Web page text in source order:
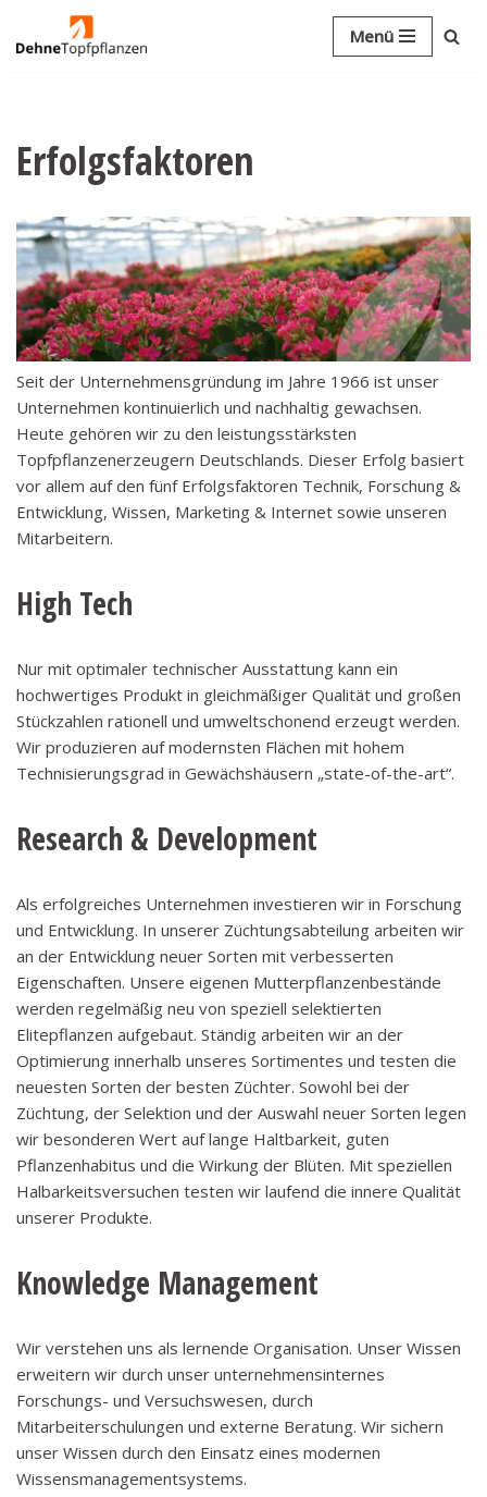
Zum
Menü
Erfolgsfaktoren
Seit der Unternehmensgründung im Jahre 1966 ist unser
Unternehmen kontinuierlich und nachhaltig gewachsen.
Heute gehören wir zu den leistungsstärksten
Topfpflanzenerzeugern Deutschlands. Dieser Erfolg basiert
vor allem auf den fünf Erfolgsfaktoren Technik, Forschung &
Entwicklung, Wissen, Marketing & Internet sowie unseren
Mitarbeitern.
High Tech
Nur mit optimaler technischer Ausstattung kann ein
hochwertiges Produkt in gleichmäßiger Qualität und großen
Stückzahlen rationell und umweltschonend erzeugt werden.
Wir produzieren auf modernsten Flächen mit hohem
Technisierungsgrad in Gewächshäusern „state-of-the-art“.
Research & Development
Als erfolgreiches Unternehmen investieren wir in Forschung
und Entwicklung. In unserer Züchtungsabteilung arbeiten wir
an der Entwicklung neuer Sorten mit verbesserten
Eigenschaften. Unsere eigenen Mutterpflanzenbestände
werden regelmäßig neu von speziell selektierten
Elitepflanzen aufgebaut. Ständig arbeiten wir an der
Optimierung innerhalb unseres Sortimentes und testen die
neuesten Sorten der besten Züchter. Sowohl bei der
Züchtung, der Selektion und der Auswahl neuer Sorten legen
wir besonderen Wert auf lange Haltbarkeit, guten
Pflanzenhabitus und die Wirkung der Blüten. Mit speziellen
Halbarkeitsversuchen testen wir laufend die innere Qualität
unserer Produkte.
Knowledge Management
Wir verstehen uns als lernende Organisation. Unser Wissen
erweitern wir durch unser unternehmensinternes
Forschungs- und Versuchswesen, durch
Mitarbeiterschulungen und externe Beratung. Wir sichern
unser Wissen durch den Einsatz eines modernen
Wissensmanagementsystems.